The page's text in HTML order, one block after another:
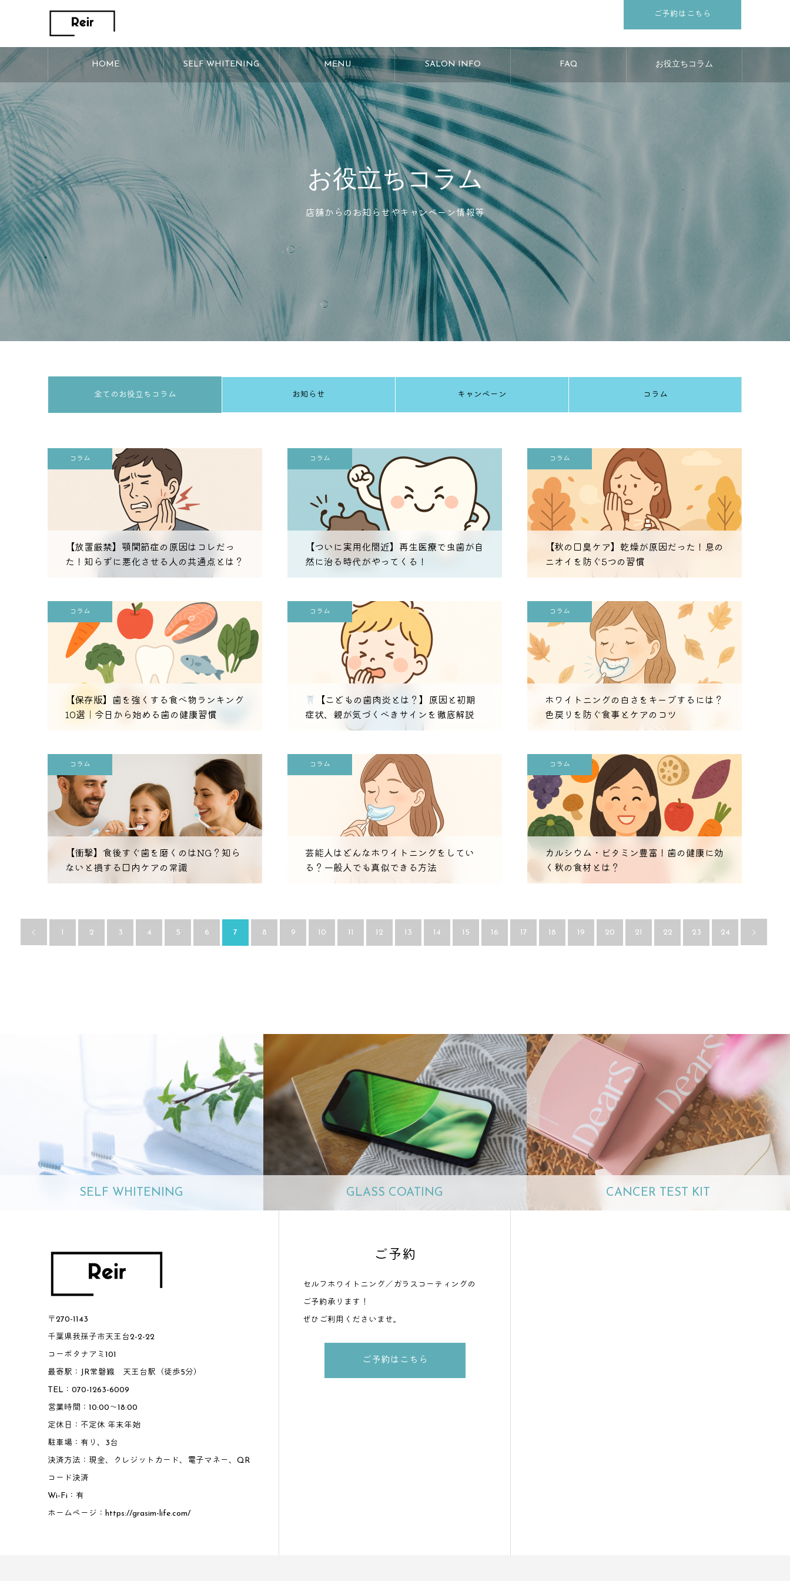
ご予約はこちら
HOME SELF WHITENING MENU SALON INFO FAQ お役立ちコラム
お役立ちコラム
店舗からのお知らせやキャンペーン情報等
全てのお役立ちコラム お知らせ キャンペーン コラム
コラム
【放置厳禁】顎関節症の原因はコレだっ
た！知らずに悪化させる人の共通点とは？
コラム
【ついに実用化間近】再生医療で虫歯が自
然に治る時代がやってくる！
コラム
【秋の口臭ケア】乾燥が原因だった！息の
ニオイを防ぐ5つの習慣
コラム
【保存版】歯を強くする食べ物ランキング
10選｜今日から始める歯の健康習慣
コラム
【こどもの歯肉炎とは？】原因と初期
症状、親が気づくべきサインを徹底解説
コラム
ホワイトニングの白さをキープするには？
色戻りを防ぐ食事とケアのコツ
コラム
【衝撃】食後すぐ歯を磨くのはNG？知ら
ないと損する口内ケアの常識
コラム
芸能人はどんなホワイトニングをしてい
る？一般人でも真似できる方法
コラム
カルシウム・ビタミン豊富！歯の健康に効
く秋の食材とは？
1 2 3 4 5 6 7 8 9 10 11 12 13 14 15 16 17 18 19 20 21 22 23 24
SELF WHITENING GLASS COATING CANCER TEST KIT
〒270-1143
千葉県我孫子市天王台2-2-22
コーポタナアミ101
最寄駅：JR常磐線 天王台駅（徒歩5分）
TEL：070-1263-6009
営業時間：10:00～18:00
定休日：不定休 年末年始
駐車場：有り、3台
決済方法：現金、クレジットカード、電子マネー、QR
コード決済
Wi-Fi：有
ホームページ： https://grasim-life.com/
ご予約
セルフホワイトニング／ガラスコーティングの
ご予約承ります！
ぜひご利用くださいませ。
ご予約はこちら